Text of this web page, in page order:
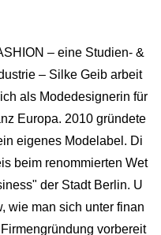
– eine Studien- &
– Silke Geib arbeit
als Modedesignerin für
Europa. 2010 gründete
eigenes Modelabel. Di
beim renommierten Wet
der Stadt Berlin. U
wie man sich unter finan
vorbereit